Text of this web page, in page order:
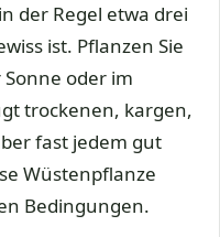
der Regel etwa drei
ist. Pflanzen Sie
oder im
trockenen, kargen,
fast jedem gut
Wüstenpflanze
Bedingungen.